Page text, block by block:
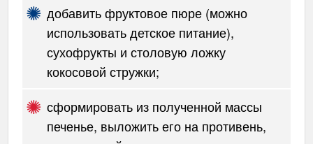
добавить фруктовое пюре (можно
использовать детское питание),
сухофрукты и столовую ложку
кокосовой стружки;
сформировать из полученной массы
печенье, выложить его на противень,